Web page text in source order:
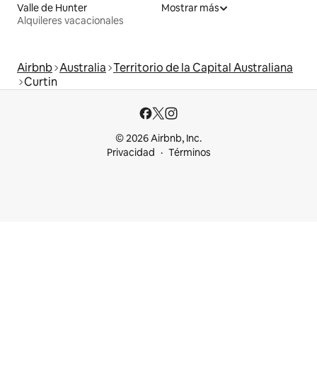
Valle de Hunter
Alquileres vacacionales
Mostrar más
Airbnb Australia Territorio de la Capital Australiana
Curtin
© 2026 Airbnb, Inc.
Privacidad
Términos